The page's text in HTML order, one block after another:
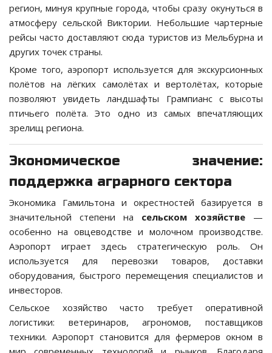
регион, минуя крупные города, чтобы сразу окунуться в
атмосферу сельской Виктории. Небольшие чартерные
рейсы часто доставляют сюда туристов из Мельбурна и
других точек страны.
Кроме того, аэропорт используется для экскурсионных
полётов на лёгких самолётах и вертолётах, которые
позволяют увидеть ландшафты Грампианс с высоты
птичьего полёта. Это одно из самых впечатляющих
зрелищ региона.
Экономическое значение:
поддержка аграрного сектора
Экономика Гамильтона и окрестностей базируется в
значительной степени на сельском хозяйстве —
особенно на овцеводстве и молочном производстве.
Аэропорт играет здесь стратегическую роль. Он
используется для перевозки товаров, доставки
оборудования, быстрого перемещения специалистов и
инвесторов.
Сельское хозяйство часто требует оперативной
логистики: ветеринаров, агрономов, поставщиков
техники. Аэропорт становится для фермеров окном в